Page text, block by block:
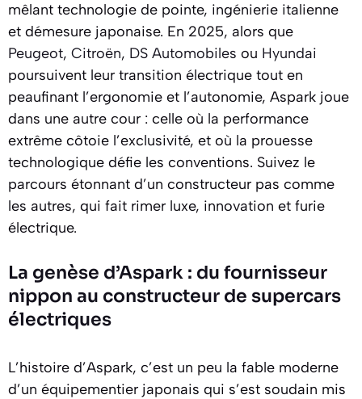
mêlant technologie de pointe, ingénierie italienne
et démesure japonaise. En 2025, alors que
Peugeot, Citroën, DS Automobiles ou Hyundai
poursuivent leur transition électrique tout en
peaufinant l’ergonomie et l’autonomie, Aspark joue
dans une autre cour : celle où la performance
extrême côtoie l’exclusivité, et où la prouesse
technologique défie les conventions. Suivez le
parcours étonnant d’un constructeur pas comme
les autres, qui fait rimer luxe, innovation et furie
électrique.
La genèse d’Aspark : du fournisseur
nippon au constructeur de supercars
électriques
L’histoire d’Aspark, c’est un peu la fable moderne
d’un équipementier japonais qui s’est soudain mis